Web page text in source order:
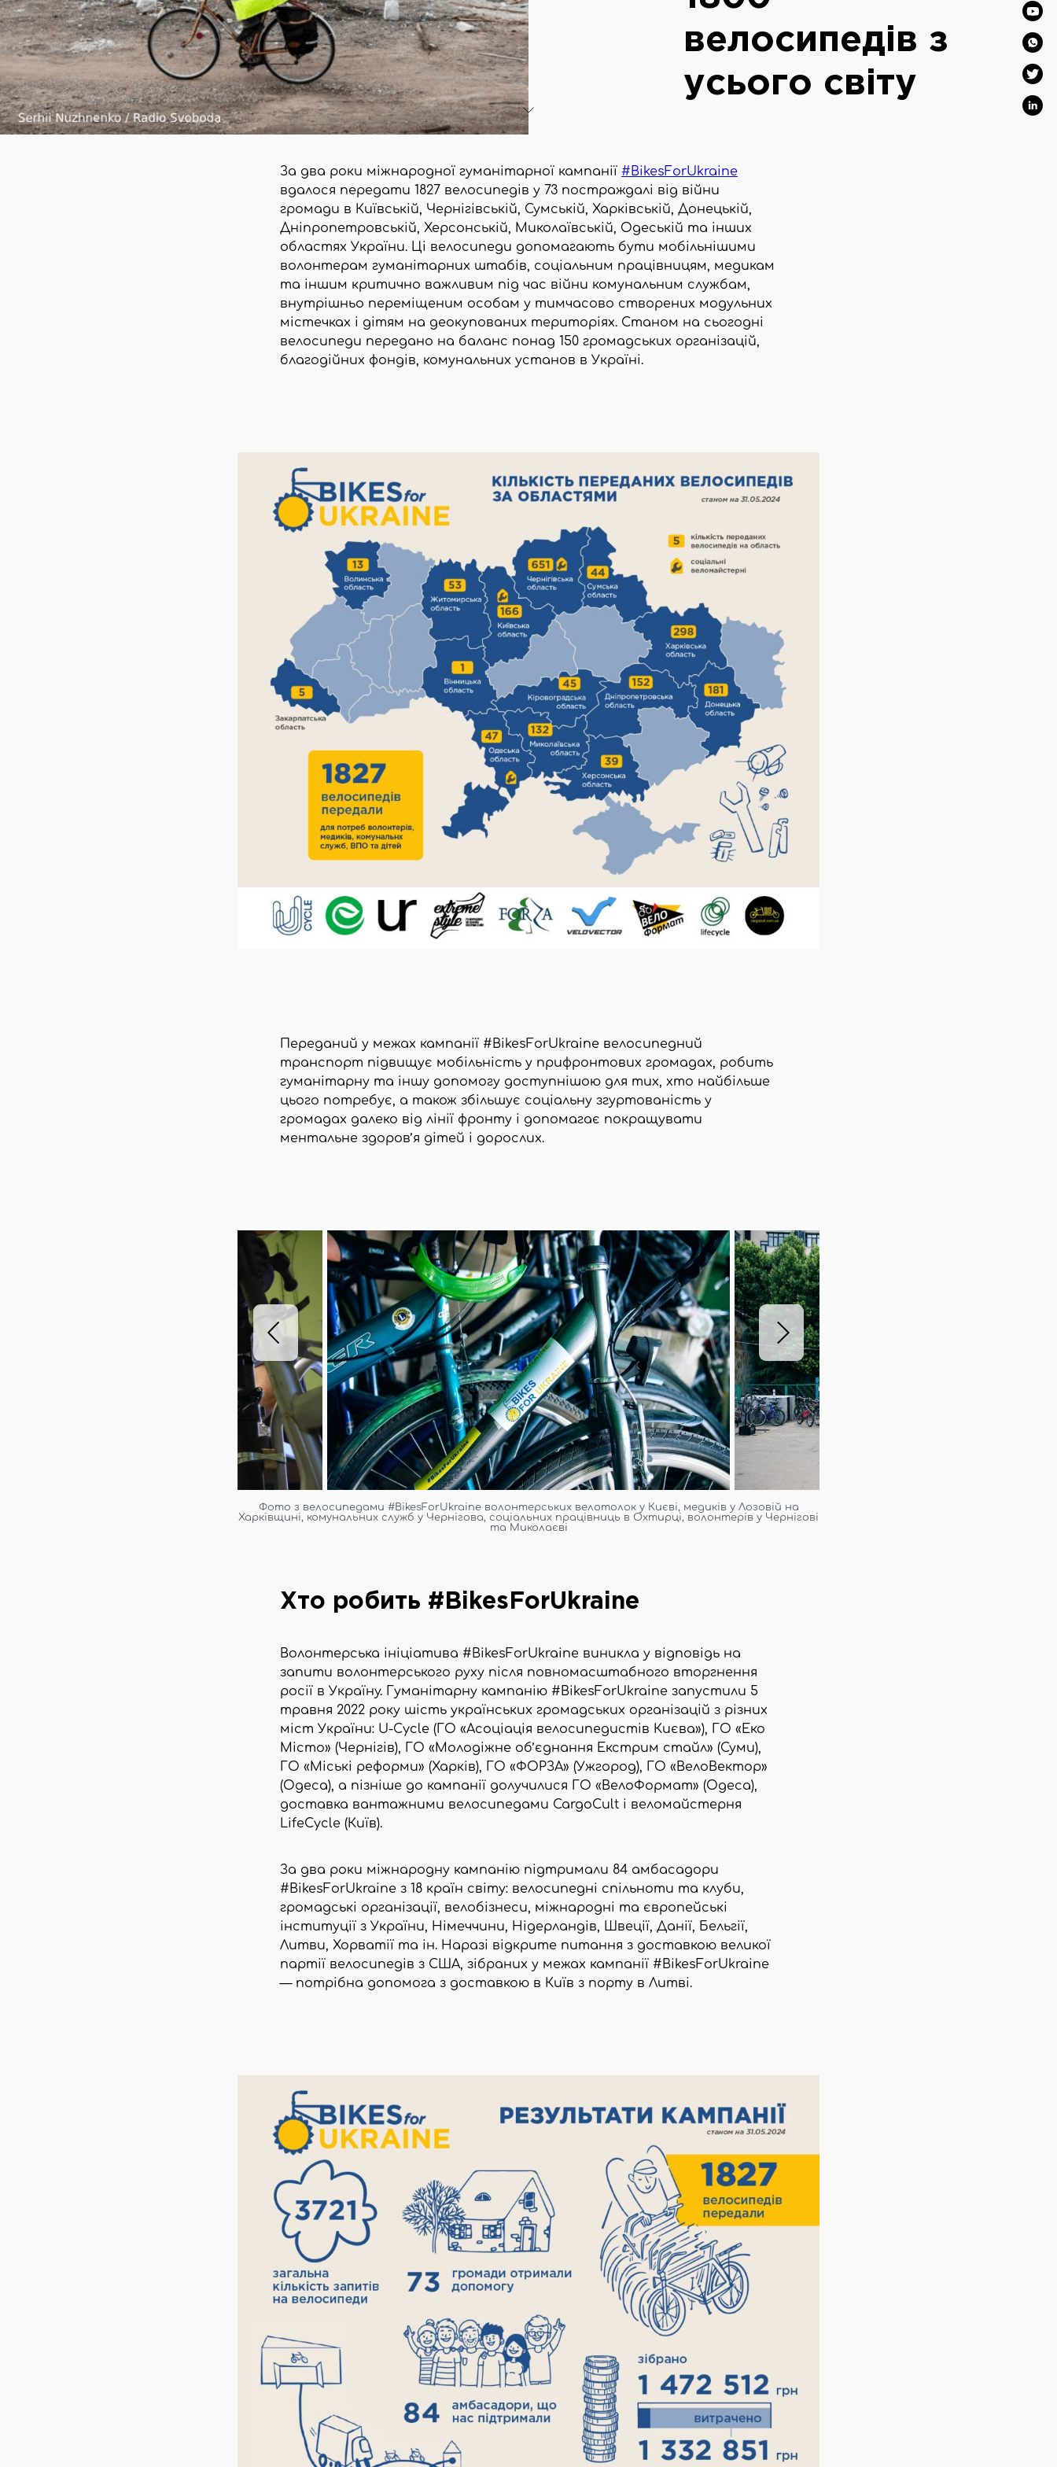
велосипедів з
усього світу
За два роки міжнародної гуманітарної кампанії #BikesForUkraine
вдалося передати 1827 велосипедів у 73 постраждалі від війни
громади в Київській, Чернігівській, Сумській, Харківській, Донецькій,
Дніпропетровській, Херсонській, Миколаївській, Одеській та інших
областях України. Ці велосипеди допомагають бути мобільнішими
волонтерам гуманітарних штабів, соціальним працівницям, медикам
та іншим критично важливим під час війни комунальним службам,
внутрішньо переміщеним особам у тимчасово створених модульних
містечках і дітям на деокупованих територіях. Станом на сьогодні
велосипеди передано на баланс понад 150 громадських організацій,
благодійних фондів, комунальних установ в Україні.
Переданий у межах кампанії #BikesForUkraine велосипедний
транспорт підвищує мобільність у прифронтових громадах, робить
гуманітарну та іншу допомогу доступнішою для тих, хто найбільше
цього потребує, а також збільшує соціальну згуртованість у
громадах далеко від лінії фронту і допомагає покращувати
ментальне здоров’я дітей і дорослих.
Фото з велосипедами #BikesForUkraine волонтерських велотолок у Києві, медиків у Лозовій на
Харківщині, комунальних служб у Чернігова, соціальних працівниць в Охтирці, волонтерів у Чернігові
та Миколаєві
Хто робить #BikesForUkraine
Волонтерська ініціатива #BikesForUkraine виникла у відповідь на
запити волонтерського руху після повномасштабного вторгнення
росії в Україну. Гуманітарну кампанію #BikesForUkraine запустили 5
травня 2022 року шість українських громадських організацій з різних
міст України: U-Cycle (ГО «Асоціація велосипедистів Києва»), ГО «Еко
Місто» (Чернігів), ГО «Молодіжне об’єднання Екстрим стайл» (Суми),
ГО «Міські реформи» (Харків), ГО «ФОРЗА» (Ужгород), ГО «ВелоВектор»
(Одеса), а пізніше до кампанії долучилися ГО «ВелоФормат» (Одеса),
доставка вантажними велосипедами CargoCult і веломайстерня
LifeCycle (Київ).
За два роки міжнародну кампанію підтримали 84 амбасадори
#BikesForUkraine з 18 країн світу: велосипедні спільноти та клуби,
громадські організації, велобізнеси, міжнародні та європейські
інституції з України, Німеччини, Нідерландів, Швеції, Данії, Бельгії,
Литви, Хорватії та ін. Наразі відкрите питання з доставкою великої
партії велосипедів з США, зібраних у межах кампанії #BikesForUkraine
— потрібна допомога з доставкою в Київ з порту в Литві.